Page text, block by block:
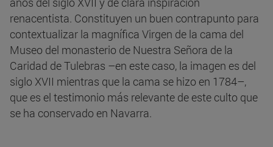
renacentista. Constituyen un buen contrapunto para
contextualizar la magnífica Virgen de la cama del
Museo del monasterio de Nuestra Señora de la
Caridad de Tulebras –en este caso, la imagen es del
siglo XVII mientras que la cama se hizo en 1784–,
que es el testimonio más relevante de este culto que
se ha conservado en Navarra.